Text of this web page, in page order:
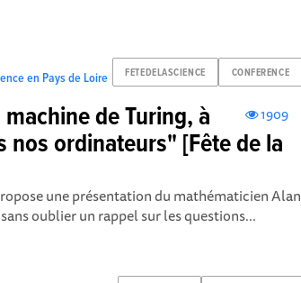
FETEDELASCIENCE CONFERENCE
en Pays de Loire
1909
de Turing, à
nos ordinateurs" [Fête de la
une présentation du mathématicien Alan
oublier un rappel sur les questions...